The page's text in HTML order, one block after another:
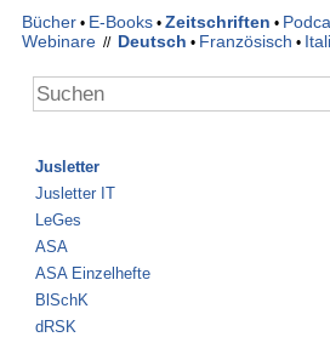
Bücher • E-Books • Zeitschriften •
Webinare // Deutsch • Französisch •
Jusletter
Jusletter IT
LeGes
ASA
ASA Einzelhefte
BlSchK
dRSK